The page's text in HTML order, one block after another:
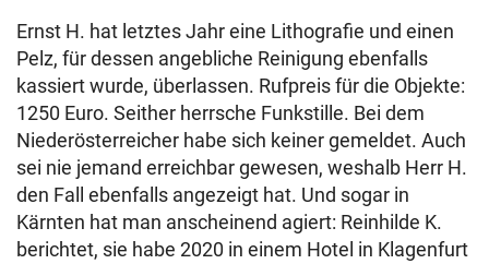
Ernst H. hat letztes Jahr eine Lithografie und einen
Pelz, für dessen angebliche Reinigung ebenfalls
kassiert wurde, überlassen. Rufpreis für die Objekte:
1250 Euro. Seither herrsche Funkstille. Bei dem
Niederösterreicher habe sich keiner gemeldet. Auch
sei nie jemand erreichbar gewesen, weshalb Herr H.
den Fall ebenfalls angezeigt hat. Und sogar in
Kärnten hat man anscheinend agiert: Reinhilde K.
berichtet, sie habe 2020 in einem Hotel in Klagenfurt